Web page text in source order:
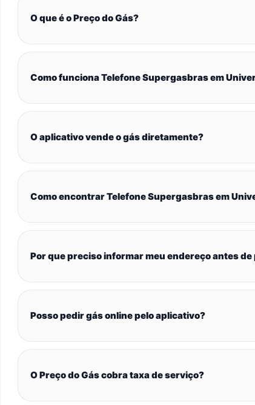
O que é o Preço do Gás?
Como funciona Telefone Supergasbras em
O aplicativo vende o gás diretamente?
Como encontrar Telefone Supergasbras em
Por que preciso informar meu endereço antes de
Posso pedir gás online pelo aplicativo?
O Preço do Gás cobra taxa de serviço?